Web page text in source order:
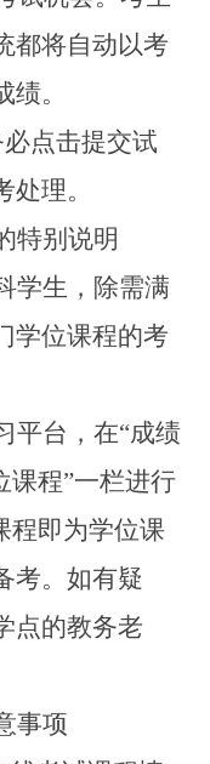
都将自动以考
。
必点击提交试
理。
特别说明
学生，除需满
学位课程的考
平台，在“成绩
课程”一栏进行
程即为学位课
考。如有疑
点的教务老
事项